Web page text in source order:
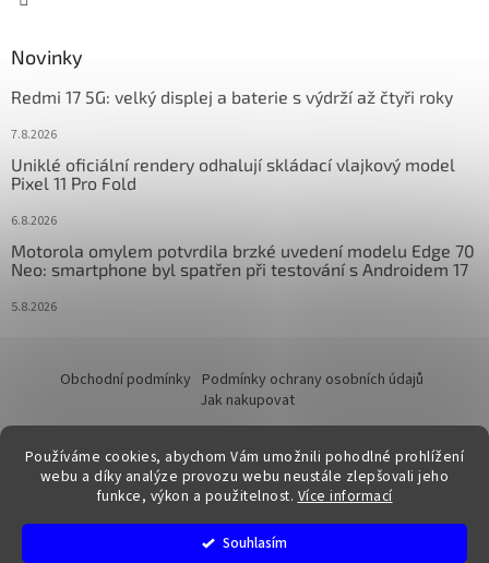
Používáme cookies, abychom Vám umožnili pohodlné prohlížení
webu a díky analýze provozu webu neustále zlepšovali jeho
funkce, výkon a použitelnost. Více informací
Souhlasím
Novinky
Redmi 17 5G: velký displej a baterie s výdrží až čtyři roky
7.8.2026
Uniklé oficiální rendery odhalují skládací vlajkový model
Pixel 11 Pro Fold
6.8.2026
Motorola omylem potvrdila brzké uvedení modelu Edge 70
Neo: smartphone byl spatřen při testování s Androidem 17
5.8.2026
Obchodní podmínky Podmínky ochrany osobních údajů
Jak nakupovat
Vytvořil Shoptet